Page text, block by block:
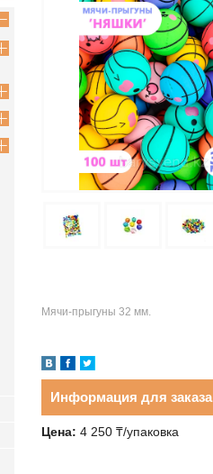
Мячи-прыгуны 32 мм.
Информация для заказа
Цена: 4 250 ₸/упаковка